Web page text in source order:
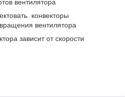
вентилятора
конвекторы
вентилятора
зависит от скорости